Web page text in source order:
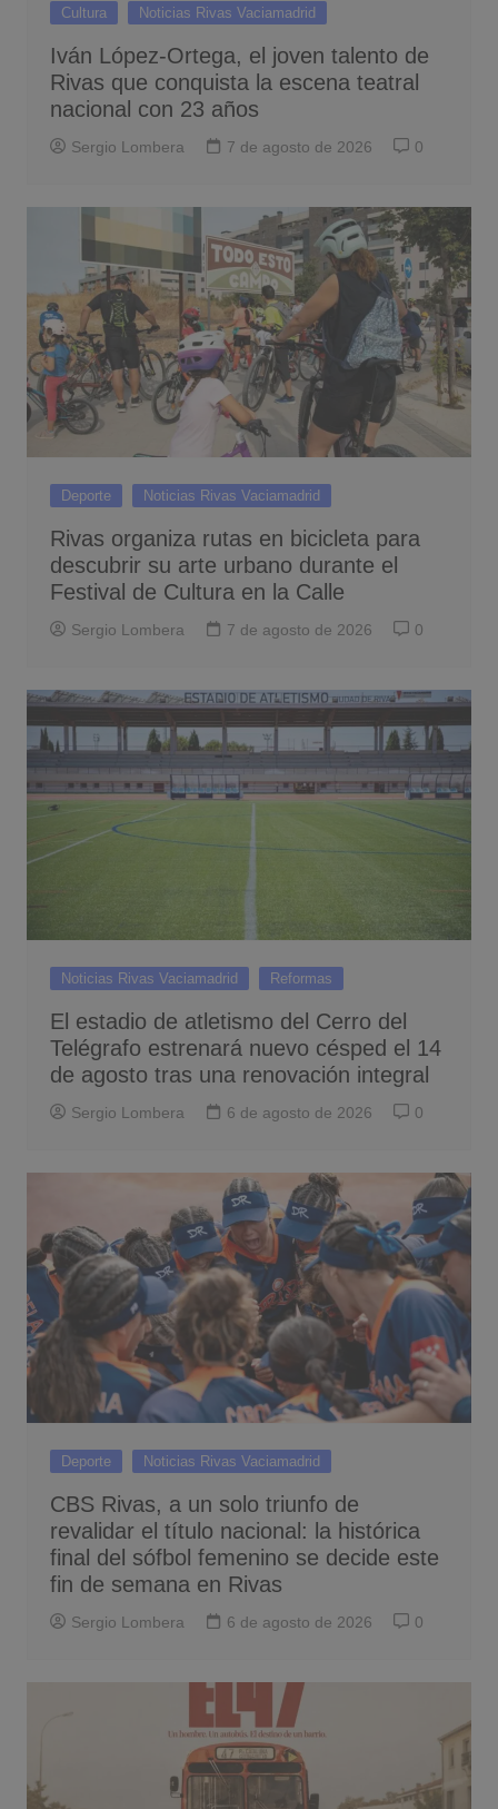
Cultura Noticias Rivas Vaciamadrid
Iván López-Ortega, el joven talento de
Rivas que conquista la escena teatral
nacional con 23 años
Sergio Lombera 7 de agosto de 2026 0
Deporte Noticias Rivas Vaciamadrid
Rivas organiza rutas en bicicleta para
descubrir su arte urbano durante el
Festival de Cultura en la Calle
Sergio Lombera 7 de agosto de 2026 0
Noticias Rivas Vaciamadrid Reformas
El estadio de atletismo del Cerro del
Telégrafo estrenará nuevo césped el 14
de agosto tras una renovación integral
Sergio Lombera 6 de agosto de 2026 0
Deporte Noticias Rivas Vaciamadrid
CBS Rivas, a un solo triunfo de
revalidar el título nacional: la histórica
final del sófbol femenino se decide este
fin de semana en Rivas
Sergio Lombera 6 de agosto de 2026 0